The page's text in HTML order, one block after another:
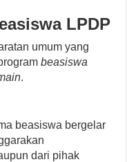
LPDP
umum yang
beasiswa
.
beasiswa bergelar
dari pihak